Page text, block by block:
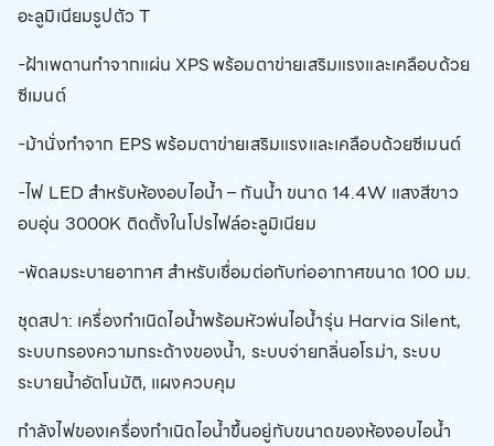
อะลูมิเนียมรูปตัว T
-ฝ้าเพดานทำจากแผ่น XPS พร้อมตาข่ายเสริมแรงและเคลือบด้วย
ซีเมนต์
-ม้านั่งทำจาก EPS พร้อมตาข่ายเสริมแรงและเคลือบด้วยซีเมนต์
-ไฟ LED สำหรับห้องอบไอน้ำ – กันน้ำ ขนาด 14.4W แสงสีขาว
อบอุ่น 3000K ติดตั้งในโปรไฟล์อะลูมิเนียม
-พัดลมระบายอากาศ สำหรับเชื่อมต่อกับท่ออากาศขนาด 100 มม.
ชุดสปา: เครื่องกำเนิดไอน้ำพร้อมหัวพ่นไอน้ำรุ่น Harvia Silent,
ระบบกรองความกระด้างของน้ำ, ระบบจ่ายกลิ่นอโรม่า, ระบบ
ระบายน้ำอัตโนมัติ, แผงควบคุม
กำลังไฟของเครื่องกำเนิดไอน้ำขึ้นอยู่กับขนาดของห้องอบไอน้ำ